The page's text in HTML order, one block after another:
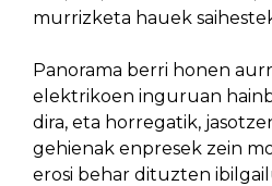
murrizketa hauek
Panorama berri honen
elektrikoen inguruan
dira, eta horregatik,
gehienak enpresek zein
erosi behar dituzten